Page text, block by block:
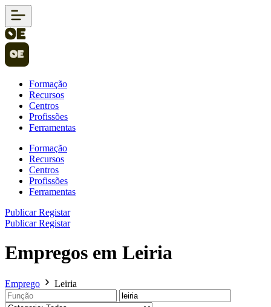
Formação
Recursos
Centros
Profissões
Ferramentas
Formação
Recursos
Centros
Profissões
Ferramentas
PublicarRegistar
PublicarRegistar
Empregos em Leiria
Emprego Leiria